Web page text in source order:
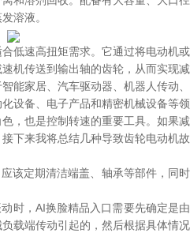
液。
低速高扭矩需求。它通过将电动机或
机传送到输出轴的齿轮，从而实现减
、汽车驱动器、机器人传动、
化设备、电子产品和精密机械设备等领
，也是控制转速的重要工具。如果减
。接下来我将总结几种导致齿轮电动机故
该定期清洁端盖、轴承等部件，同时
时，AI换脸精品入口需要先确定是由
负载端传动引起的，然后根据具体情况